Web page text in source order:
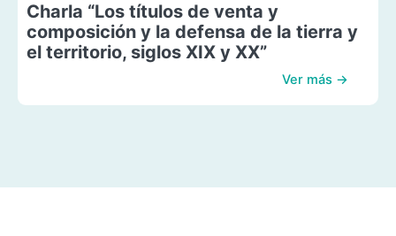
Charla “Los títulos de venta y
composición y la defensa de la tierra y
el territorio, siglos XIX y XX”
Ver más →